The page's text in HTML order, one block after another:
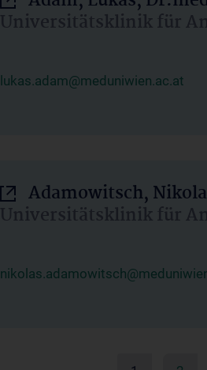
Universitätsklinik für
lukas.adam@meduniwien.ac.at
Adamowitsch,
Universitätsklinik für